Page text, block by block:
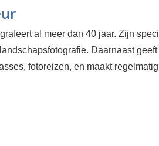
al meer dan 40 jaar. Zijn
Daarnaast
fotoreizen, en maakt